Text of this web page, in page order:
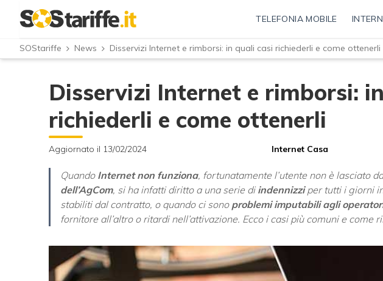
TELEFONIA MOBILE
SOStariffe News Disservizi Internet e rimborsi: in quali casi richiederli e come ottenerli
Disservizi Internet e rimborsi:
richiederli e come ottenerli
Aggiornato il 13/02/2024 Internet Casa
QuandoInternet non funziona, fortunatamente l’utente non è lasciato
dell’AgCom, si ha infatti diritto a una serie di indennizziper tutti i giorni
stabiliti dal contratto, o quando ci sono problemi imputabili agli
fornitore all’altro o ritardi nell’attivazione. Ecco i casi più comuni e come